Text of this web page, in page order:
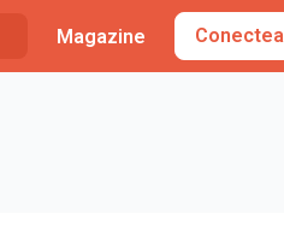
Magazine